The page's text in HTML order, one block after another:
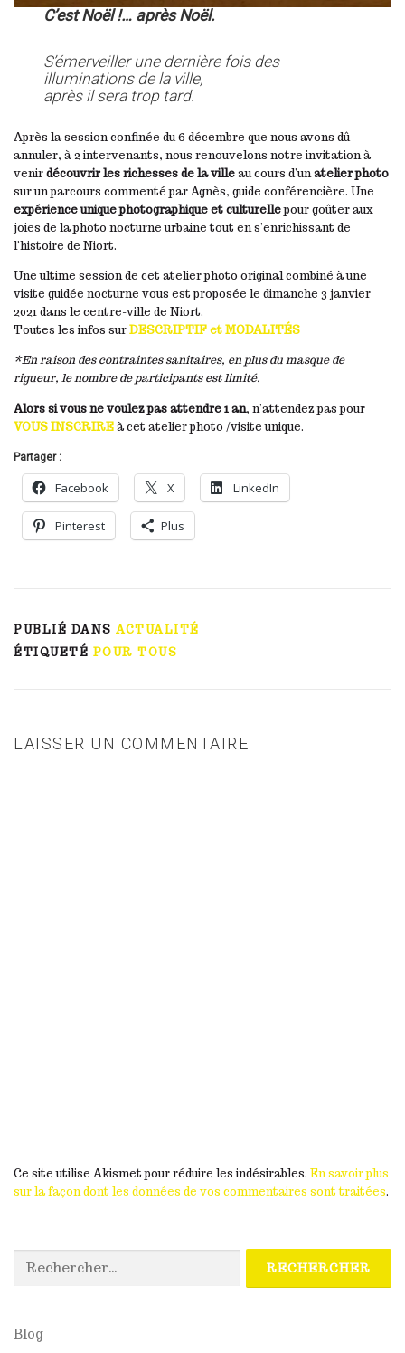
C’est Noël !… après Noël.
S’émerveiller une dernière fois des
illuminations de la ville,
après il sera trop tard.
Après la session confinée du 6 décembre que nous avons dû
annuler, à 2 intervenants, nous renouvelons notre invitation à
venir découvrir les richesses de la ville au cours d’unatelier photo
sur un parcours commenté par Agnès, guide conférencière. Une
expérience unique photographique et culturellepour goûter aux
joies de la photo nocturne urbaine tout en s’enrichissant de
l’histoire de Niort.
Une ultime session de cet atelier photo original combiné à une
visite guidée nocturne vous est proposée le dimanche 3 janvier
2021 dans le centre-ville de Niort.
Toutes les infos sur DESCRIPTIF et MODALITÉS
*En raison des contraintes sanitaires, en plus du masque de
rigueur, le nombre de participants est limité.
Alors si vous ne voulez pas attendre 1 an, n’attendez pas pour
VOUS INSCRIRE à cet atelier photo /visite unique.
Partager :
Facebook X LinkedIn
Pinterest Plus
PUBLIÉ DANS ACTUALITÉ
ÉTIQUETÉ POUR TOUS
LAISSER UN COMMENTAIRE
Ce site utilise Akismet pour réduire les indésirables. En savoir plus
sur la façon dont les données de vos commentaires sont traitées.
Blog